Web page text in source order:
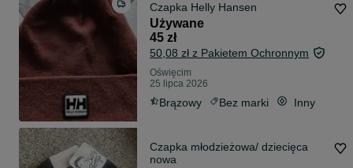
Czapka Helly Hansen
Używane
45 zł
50,08 zł z Pakietem Ochronnym
Oświęcim
25 lipca 2026
Brązowy Bez marki Inny
Czapka młodzieżowa/ dziecięca
nowa